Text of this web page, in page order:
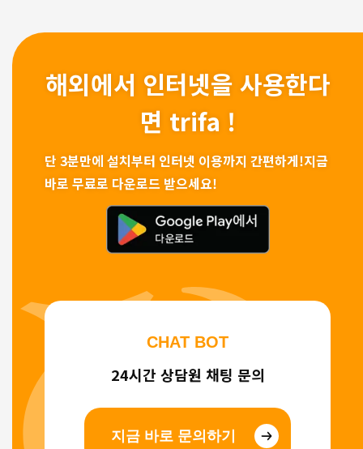
해외에서 인터넷을 사용한다
면 trifa !
단 3분만에 설치부터 인터넷 이용까지 간편하게!지금
바로 무료로 다운로드 받으세요!
CHAT BOT
24시간 상담원 채팅 문의
지금 바로 문의하기